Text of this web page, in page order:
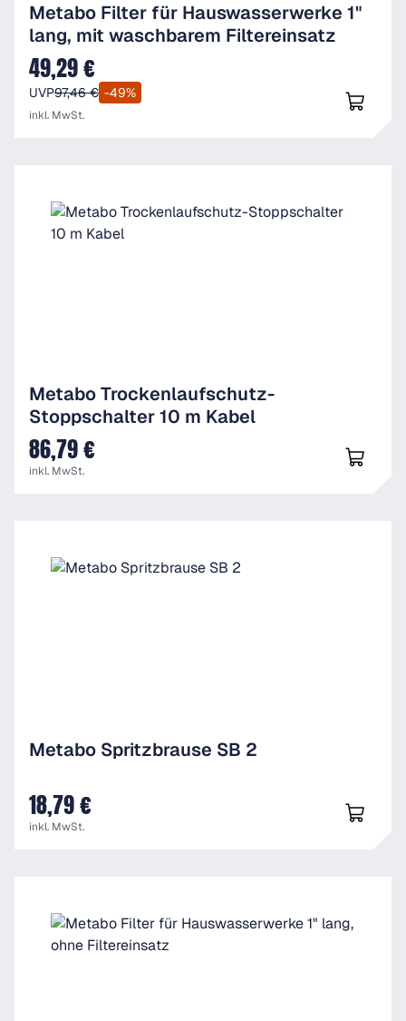
Metabo Filter für Hauswasserwerke 1"
lang, mit waschbarem Filtereinsatz
Verkaufspreis:
49,29 €
UVP97,46 € -49%
inkl. MwSt.
Metabo Trockenlaufschutz-
Stoppschalter 10 m Kabel
UVP
86,79 €
inkl. MwSt.
Metabo Spritzbrause SB 2
UVP
18,79 €
inkl. MwSt.